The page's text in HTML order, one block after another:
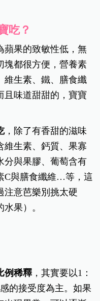
吃？
蘋果的致敏性低，無
塊都很方便，營養素
維生素、鐵、膳食纖
且味道甜甜的，寶寶
，除了有香甜的滋味
維生素、鈣質、果寡
分與果膠、葡萄含有
C與膳食纖維…等，這
注意芭樂別挑太硬
果）。
例稀釋 ，其實要以1：
的接受度為主。如果